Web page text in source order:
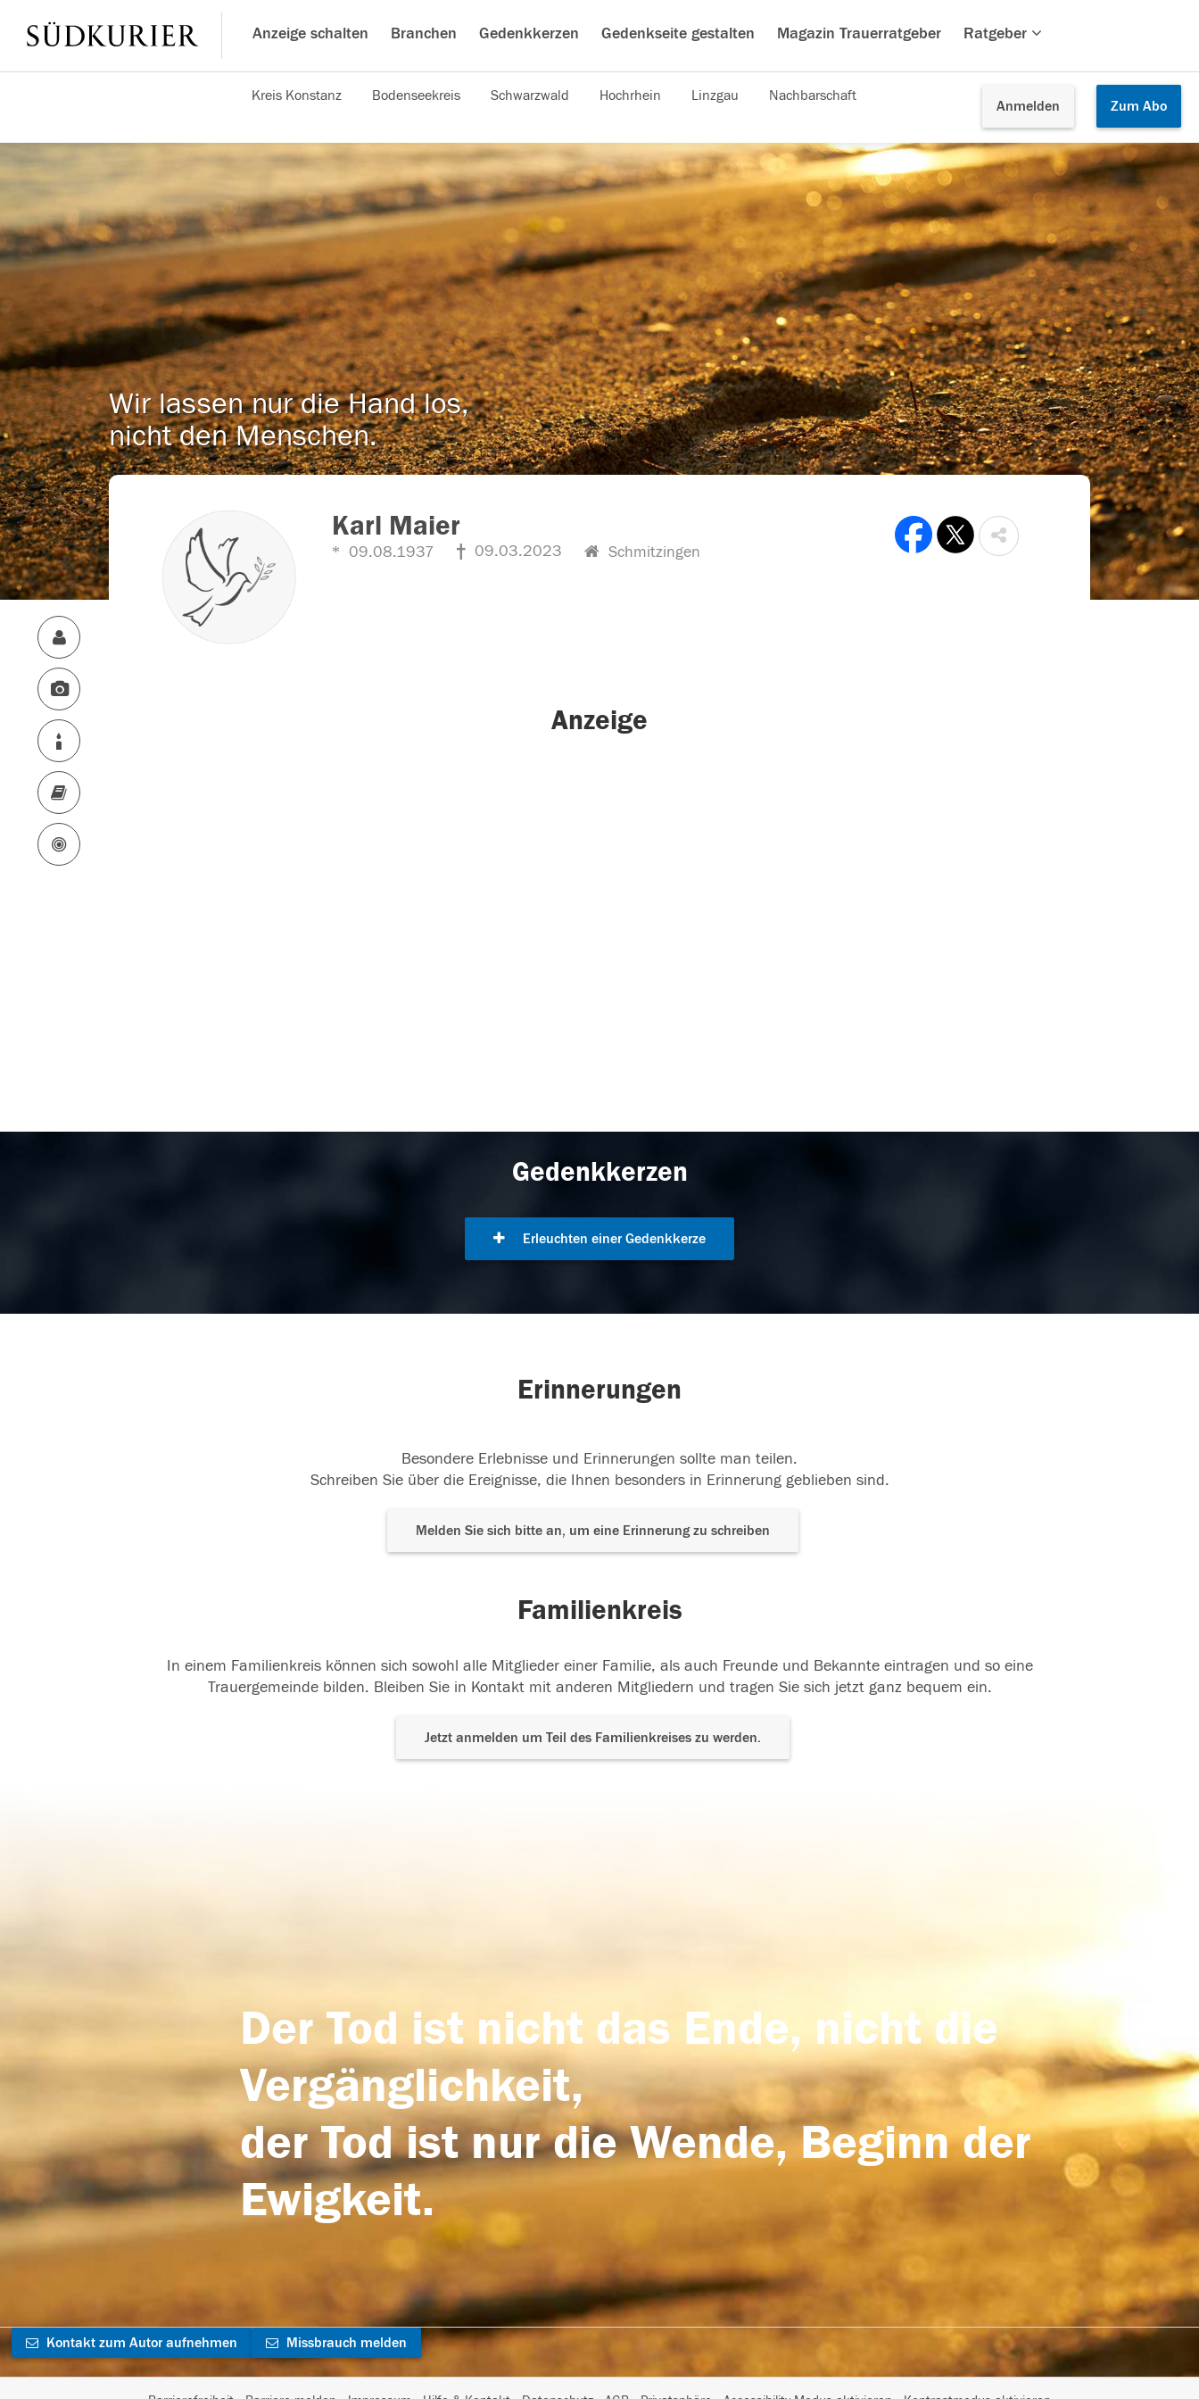
Anzeige schalten Branchen Gedenkkerzen Gedenkseite gestalten Magazin Trauerratgeber Ratgeber
Anmelden Zum Abo
Kreis Konstanz Bodenseekreis Schwarzwald Hochrhein Linzgau Nachbarschaft
Wir lassen nur die Hand los,
nicht den Menschen.
Karl Maier
09.08.1937 09.03.2023 Schmitzingen
Anzeige
Gedenkkerzen
Erleuchten einer Gedenkkerze
Erinnerungen
Besondere Erlebnisse und Erinnerungen sollte man teilen.
Schreiben Sie über die Ereignisse, die Ihnen besonders in Erinnerung geblieben sind.
Melden Sie sich bitte an, um eine Erinnerung zu schreiben
Familienkreis
In einem Familienkreis können sich sowohl alle Mitglieder einer Familie, als auch Freunde und Bekannte eintragen und so eine
Trauergemeinde bilden. Bleiben Sie in Kontakt mit anderen Mitgliedern und tragen Sie sich jetzt ganz bequem ein.
Jetzt anmelden um Teil des Familienkreises zu werden.
Der Tod ist nicht das Ende, nicht die
Vergänglichkeit,
der Tod ist nur die Wende, Beginn der
Ewigkeit.
Kontakt zum Autor aufnehmen Missbrauch melden